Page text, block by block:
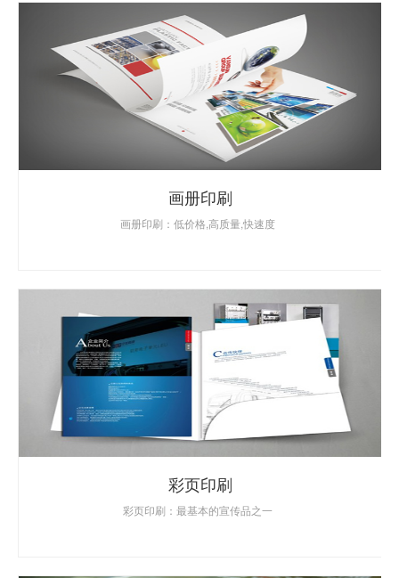
画册印刷
画册印刷：低价格,高质量,快速度
彩页印刷
彩页印刷：最基本的宣传品之一